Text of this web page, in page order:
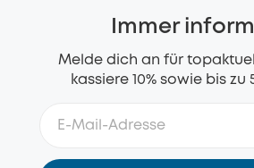
Immer
Melde dich an für
kassiere 10% sowie bis zu